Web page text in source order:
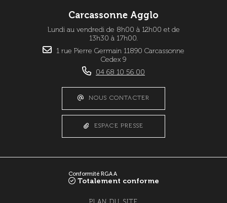
Carcassonne Agglo
Lundi au vendredi de 8h00 à 12h00 et de
13h30 à 17h00.
1 rue Pierre Germain 11890 Carcassonne
Cedex 9
04 68 10 56 00
NOUS CONTACTER
ESPACE PRESSE
Conformité RGAA
Totalement conforme